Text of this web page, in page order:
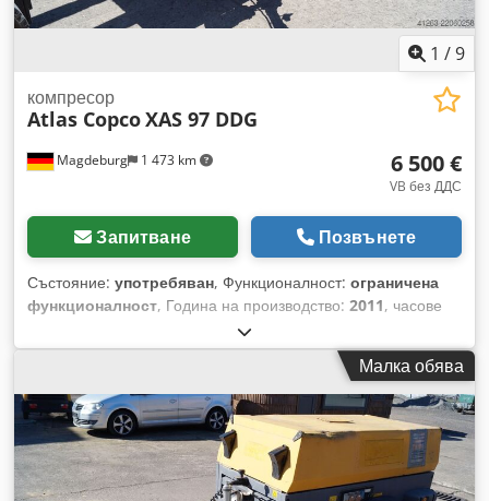
1 /9
Magdeburg 1 473 km
компресор
Atlas CopcoXAS 97 DDG
6 500 €
VB без ДДС
Запитване Позвънете
Състояние: употребяван, Функционалност: ограничена
функционалност, Година на производство: 2011, часове
, Компресор Atlas Copco XAS 97 DDG,
година на производство 2011, 1637 работни часа, обемен
поток 5,3 m³, аварийно електрозахранване 12,5 kVA,
връзки: 1 x 230 V, 2 x 400 V, сер. номер
YA3062560C0262053, налични общо разрешително и
регистрация, една торсиона ос е огъната, липсва капак на
ремъчната шайба, липсва решетка на вентилатора. Dcjdpfx
Amozbiicehek
Малка обява